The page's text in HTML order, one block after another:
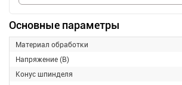
Основные параметры
Материал обработки
Напряжение (В)
Конус шпинделя